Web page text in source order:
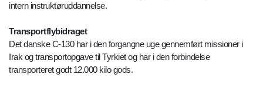
intern instruktøruddannelse.
Transportflybidraget
Det danske C-130 har i den forgangne uge gennemført missioner i
Irak og transportopgave til Tyrkiet og har i den forbindelse
transporteret godt 12.000 kilo gods.